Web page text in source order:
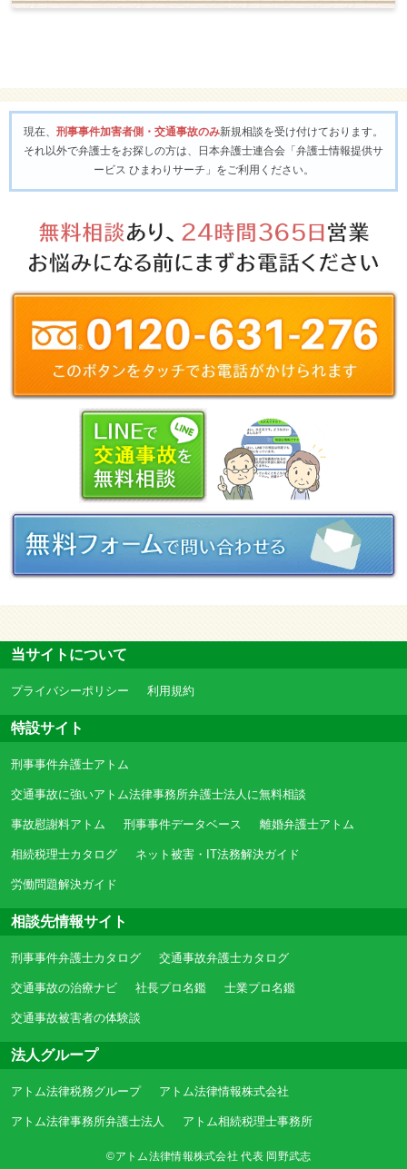
現在、 刑事事件加害者側・交通事故のみ新規相談を受け付けております。
それ以外で弁護士をお探しの方は、日本弁護士連合会「弁護士情報提供サ
ービス ひまわりサーチ」をご利用ください。
当サイトについて
プライバシーポリシー 利用規約
特設サイト
刑事事件弁護士アトム
交通事故に強いアトム法律事務所弁護士法人に無料相談
事故慰謝料アトム 刑事事件データベース 離婚弁護士アトム
相続税理士カタログ ネット被害・IT法務解決ガイド
労働問題解決ガイド
相談先情報サイト
刑事事件弁護士カタログ 交通事故弁護士カタログ
交通事故の治療ナビ 社長プロ名鑑 士業プロ名鑑
交通事故被害者の体験談
法人グループ
アトム法律税務グループ アトム法律情報株式会社
アトム法律事務所弁護士法人 アトム相続税理士事務所
©アトム法律情報株式会社 代表 岡野武志